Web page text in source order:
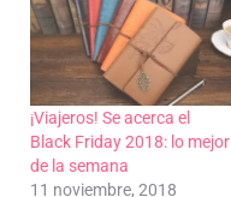
¡Viajeros! Se acerca el
Black Friday 2018: lo mejor
de la semana
11 noviembre, 2018